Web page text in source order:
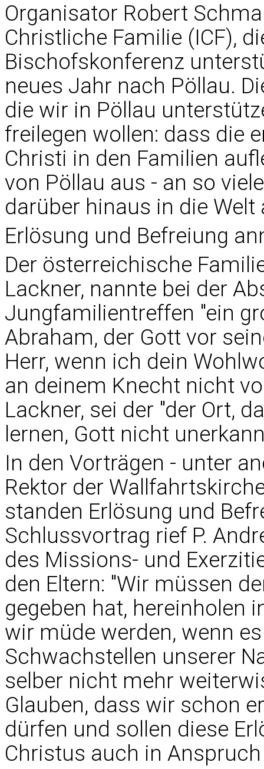
Organisator Robert
Christliche Familie (ICF),
Bischofskonferenz
neues Jahr nach Pöllau.
die wir in Pöllau
freilegen wollen: dass die
Christi in den Familien
von Pöllau aus - an so
darüber hinaus in die Welt
Erlösung und Befreiung
Der österreichische
Lackner, nannte bei der
Jungfamilientreffen "ein
Abraham, der Gott vor
Herr, wenn ich dein
an deinem Knecht nicht
Lackner, sei der "der Ort,
lernen, Gott nicht
In den Vorträgen - unter
Rektor der
standen Erlösung und
Schlussvortrag rief P.
des Missions- und
den Eltern: "Wir müssen
gegeben hat, hereinholen
wir müde werden, wenn
Schwachstellen unserer
selber nicht mehr
Glauben, dass wir schon
dürfen und sollen diese
Christus auch in